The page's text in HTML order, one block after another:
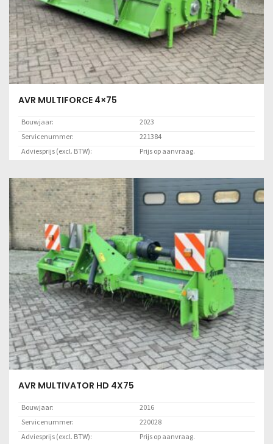
AVR MULTIFORCE 4×75
Bouwjaar:
2023
Servicenummer:
221384
Adviesprijs (excl. BTW):
Prijs op aanvraag.
Lees meer
AVR MULTIVATOR HD 4X75
Bouwjaar:
2016
Servicenummer:
220028
Adviesprijs (excl. BTW):
Prijs op aanvraag.